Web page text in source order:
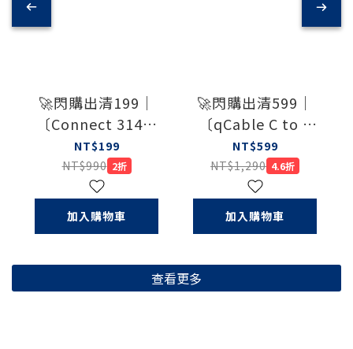
🚀閃購出清199｜
〔Connect 314〕
USB Type-C 多孔
集線器（盒損品S）
NT$199
NT$990 2折
加入購物車
🚀閃購出清599｜
〔qCable C to C
USB4〕USB4 C to
C 5A大電流快充線
（盒損品）
NT$599
NT$1,290 4.6折
加入購物車
查看更多